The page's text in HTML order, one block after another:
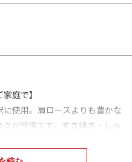
庭で】
使用。肩ロースよりも豊かな
が特徴です。すき焼き・しゃ